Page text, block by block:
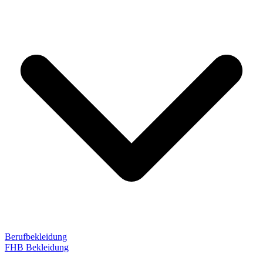
Berufbekleidung
FHB Bekleidung